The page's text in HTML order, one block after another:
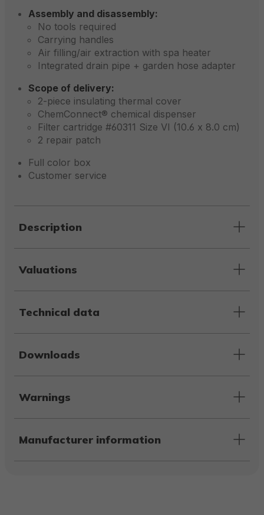
Assembly and disassembly:
No tools required
Carrying handles
Air filling/air extraction with spa heater
Integrated drain pipe + garden hose adapter
Scope of delivery:
2-piece insulating thermal cover
ChemConnect® chemical dispenser
Filter cartridge #60311 Size VI (10.6 x 8.0 cm)
2 repair patch
Full color box
Customer service
Description
Valuations
Technical data
Downloads
Warnings
Manufacturer information